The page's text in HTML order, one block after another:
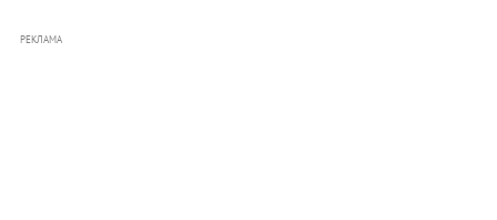
РЕКЛАМА